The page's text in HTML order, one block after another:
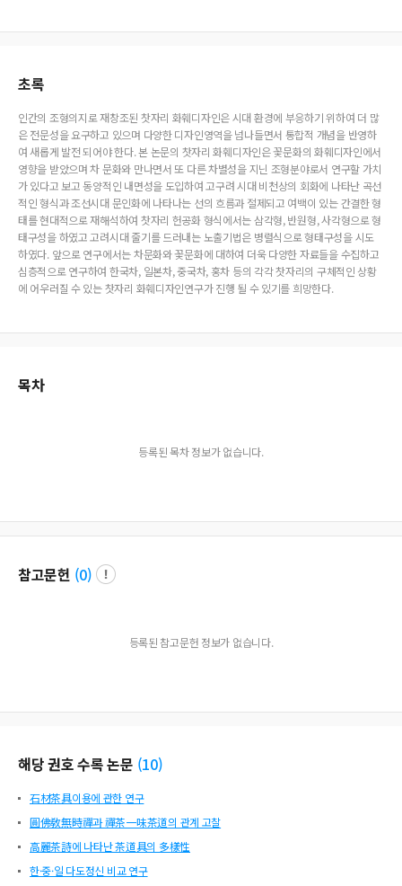
초록
인간의 조형의지로 재창조된 찻자리 화훼디자인은 시대 환경에 부응하기 위하여 더 많
은 전문성을 요구하고 있으며 다양한 디자인영역을 넘나들면서 통합적 개념을 반영하
여 새롭게 발전 되어야 한다. 본 논문의 찻자리 화훼디자인은 꽃문화의 화훼디자인에서
영향을 받았으며 차 문화와 만나면서 또 다른 차별성을 지닌 조형분야로서 연구할 가치
가 있다고 보고 동양적인 내면성을 도입하여 고구려 시대 비천상의 회화에 나타난 곡선
적인 형식과 조선시대 문인화에 나타나는 선의 흐름과 절제되고 여백이 있는 간결한 형
태를 현대적으로 재해석하여 찻자리 헌공화 형식에서는 삼각형, 반원형, 사각형으로 형
태구성을 하였고 고려시대 줄기를 드러내는 노출기법은 병렬식으로 형태구성을 시도
하였다. 앞으로 연구에서는 차문화와 꽃문화에 대하여 더욱 다양한 자료들을 수집하고
심층적으로 연구하여 한국차, 일본차, 중국차, 홍차 등의 각각 찻자리의 구체적인 상황
에 어우러질 수 있는 찻자리 화훼디자인연구가 진행 될 수 있기를 희망한다.
목차
등록된 목차 정보가 없습니다.
참고문헌 (0)
등록된 참고문헌 정보가 없습니다.
해당 권호 수록 논문 (10)
石材茶具이용에 관한 연구
圓佛敎無時禪과 禪茶一味茶道의 관계 고찰
高麗茶詩에 나타난 茶道具의 多樣性
한·중·일 다도정신 비교 연구